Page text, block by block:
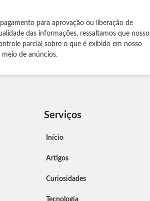
para aprovação ou liberação de
das informações, ressaltamos que nosso
parcial sobre o que é exibido em nosso
de anúncios.
Serviços
Início
Artigos
Curiosidades
Tecnologia